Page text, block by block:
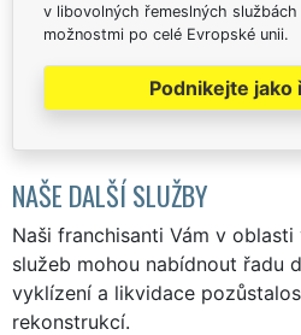
v libovolných řemeslných službách
možnostmi po celé Evropské unii.
Podnikejte jako
NAŠE DALŠÍ SLUŽBY
Naši franchisanti Vám v
služeb mohou nabídnout řadu
vyklízení a likvidace
rekonstrukcí.